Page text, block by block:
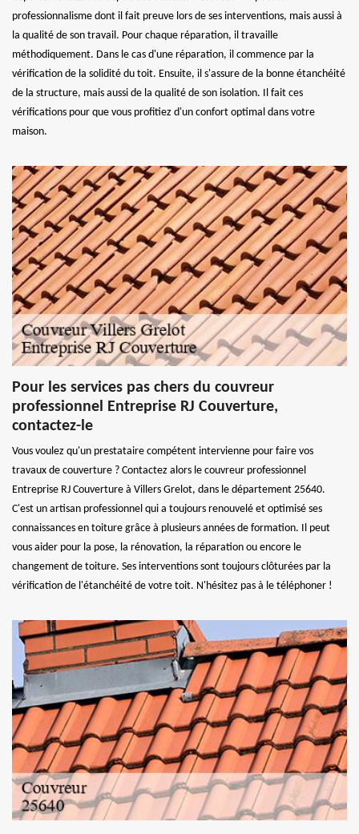
professionnalisme dont il fait preuve lors de ses interventions, mais aussi à
la qualité de son travail. Pour chaque réparation, il travaille
méthodiquement. Dans le cas d'une réparation, il commence par la
vérification de la solidité du toit. Ensuite, il s'assure de la bonne étanchéité
de la structure, mais aussi de la qualité de son isolation. Il fait ces
vérifications pour que vous profitiez d'un confort optimal dans votre
maison.
Pour les services pas chers du couvreur
professionnel Entreprise RJ Couverture,
contactez-le
Vous voulez qu'un prestataire compétent intervienne pour faire vos
travaux de couverture ? Contactez alors le couvreur professionnel
Entreprise RJ Couverture à Villers Grelot, dans le département 25640.
C'est un artisan professionnel qui a toujours renouvelé et optimisé ses
connaissances en toiture grâce à plusieurs années de formation. Il peut
vous aider pour la pose, la rénovation, la réparation ou encore le
changement de toiture. Ses interventions sont toujours clôturées par la
vérification de l'étanchéité de votre toit. N'hésitez pas à le téléphoner !